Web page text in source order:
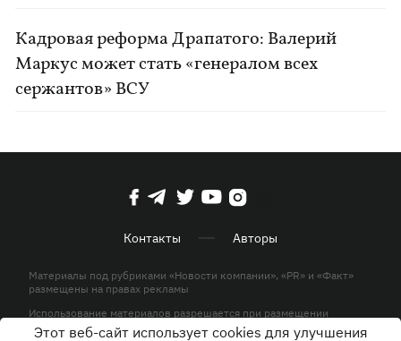
Кадровая реформа Драпатого: Валерий
Маркус может стать «генералом всех
сержантов» ВСУ
Контакты Авторы
Материалы под рубриками «Новости компании», «PR» и «Факт»
размещены на правах рекламы
Использование материалов разрешается при размещении
активной гиперссылки на KP.UA в первом абзаце.
Этот веб-сайт использует cookies для улучшения